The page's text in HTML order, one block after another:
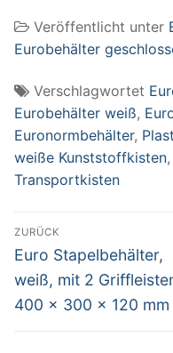
300 x 320 mm
Veröffentlicht unter
Eurobehälter
Verschlagwortet
Eurobehälter weiß,
Euronormbehälter,
weiße Kunststoffkisten,
Transportkisten
ZURÜCK
Vorheriger
Beitrag:
Euro Stapelbehälter,
weiß, mit 2
400 x 300 x 120 mm